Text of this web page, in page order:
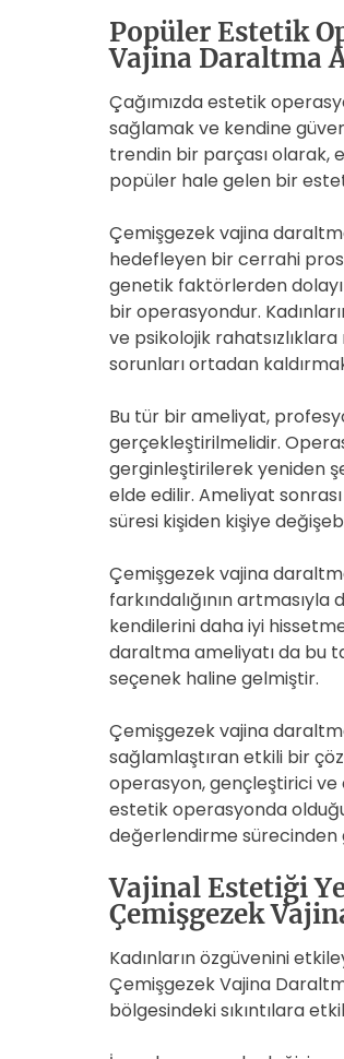
Popüler Estetik
Vajina Daraltma
Çağımızda estetik
sağlamak ve kendine
trendin bir parçası olarak,
popüler hale gelen bir
Çemişgezek vajina
hedefleyen bir cerrahi
genetik faktörlerden
bir operasyondur.
ve psikolojik
sorunları ortadan
Bu tür bir ameliyat,
gerçekleştirilmelidir.
gerginleştirilerek yeniden
elde edilir. Ameliyat
süresi kişiden kişiye
Çemişgezek vajina
farkındalığının
kendilerini daha iyi
daraltma ameliyatı da bu
seçenek haline gelmiştir.
Çemişgezek vajina
sağlamlaştıran etkili bir
operasyon, gençleştirici
estetik operasyonda
değerlendirme sürecinden
Vajinal Estetiği
Çemişgezek
Kadınların özgüvenini
Çemişgezek Vajina
bölgesindeki sıkıntılara